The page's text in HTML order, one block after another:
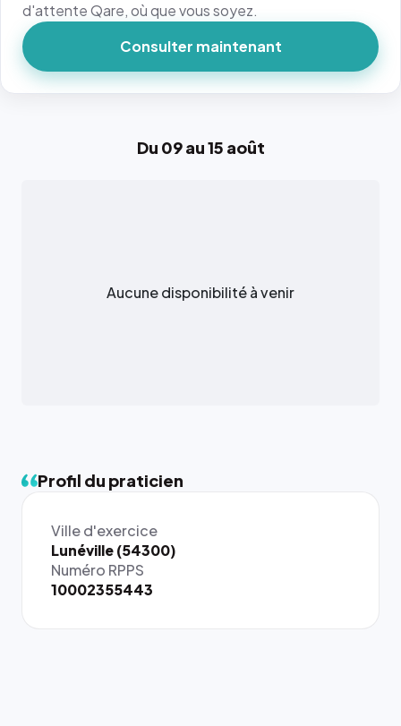
Du 09 au 15 août
Aucune disponibilité à venir
Profil du praticien
Ville d'exercice
Lunéville (54300)
Numéro RPPS
10002355443
d'attente Qare, où que vous soyez.
Consulter maintenant
{# 40×40
: la taille
rendue par
`.profile-